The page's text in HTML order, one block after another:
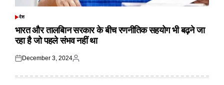
POSTED
देश
भारत और तालबिान सरकार के बीच रणनीतिक सहयोग भी बढ़ने जा
रहा है जो पहले संभव नहीं था
Posted
December 3, 2024
Posted